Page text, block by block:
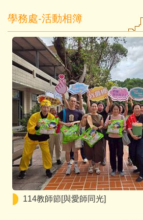
學務處-活動相簿
114教師節[與愛師同光]